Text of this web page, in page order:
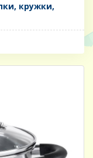
кружки,